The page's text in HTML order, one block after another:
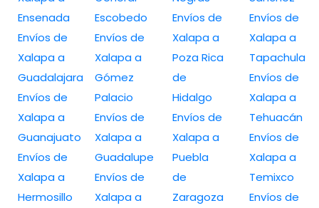
Ensenada
Envíos de
Xalapa a
Guadalajara
Envíos de
Xalapa a
Guanajuato
Envíos de
Xalapa a
Hermosillo
Escobedo
Envíos de
Xalapa a
Gómez
Palacio
Envíos de
Xalapa a
Guadalupe
Envíos de
Xalapa a
Envíos de
Xalapa a
Poza Rica
de
Hidalgo
Envíos de
Xalapa a
Puebla
de
Zaragoza
Envíos de
Xalapa a
Tapachula
Envíos de
Xalapa a
Tehuacán
Envíos de
Xalapa a
Temixco
Envíos de